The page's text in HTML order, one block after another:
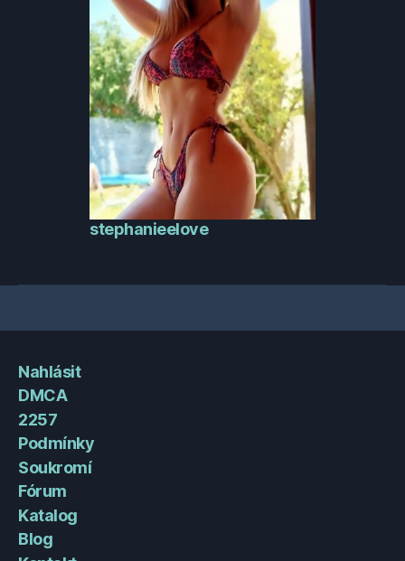
stephanieelove
Nahlásit
DMCA
2257
Podmínky
Soukromí
Fórum
Katalog
Blog